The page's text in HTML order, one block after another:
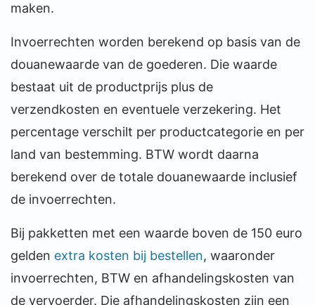
maken.
Invoerrechten worden berekend op basis van de
douanewaarde van de goederen. Die waarde
bestaat uit de productprijs plus de
verzendkosten en eventuele verzekering. Het
percentage verschilt per productcategorie en per
land van bestemming. BTW wordt daarna
berekend over de totale douanewaarde inclusief
de invoerrechten.
Bij pakketten met een waarde boven de 150 euro
gelden extra kosten bij bestellen, waaronder
invoerrechten, BTW en afhandelingskosten van
de vervoerder. Die afhandelingskosten zijn een